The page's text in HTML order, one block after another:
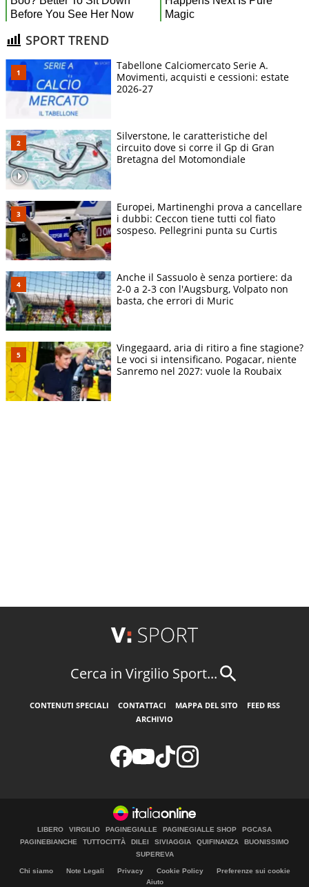
SPORT TREND
Tabellone Calciomercato Serie A.
Movimenti, acquisti e cessioni: estate
2026-27
Silverstone, le caratteristiche del
circuito dove si corre il Gp di Gran
Bretagna del Motomondiale
Europei, Martinenghi prova a cancellare
i dubbi: Ceccon tiene tutti col fiato
sospeso. Pellegrini punta su Curtis
Anche il Sassuolo è senza portiere: da
2-0 a 2-3 con l'Augsburg, Volpato non
basta, che errori di Muric
Vingegaard, aria di ritiro a fine stagione?
Le voci si intensificano. Pogacar, niente
Sanremo nel 2027: vuole la Roubaix
Cerca in Virgilio Sport...
CONTENUTI SPECIALI CONTATTACI MAPPA DEL SITO
FEED RSS
ARCHIVIO
LIBERO VIRGILIO PAGINEGIALLE PAGINEGIALLE SHOP
PGCASA
PAGINEBIANCHE
TUTTOCITTÀ DILEI SIVIAGGIA QUIFINANZA
BUONISSIMO
SUPEREVA
Chi siamo Note Legali Privacy Cookie Policy
Preferenze sui cookie
Aiuto